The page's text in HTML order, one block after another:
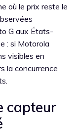
où le prix reste le
G aux États-
: si Motorola
visibles en
la concurrence
capteur